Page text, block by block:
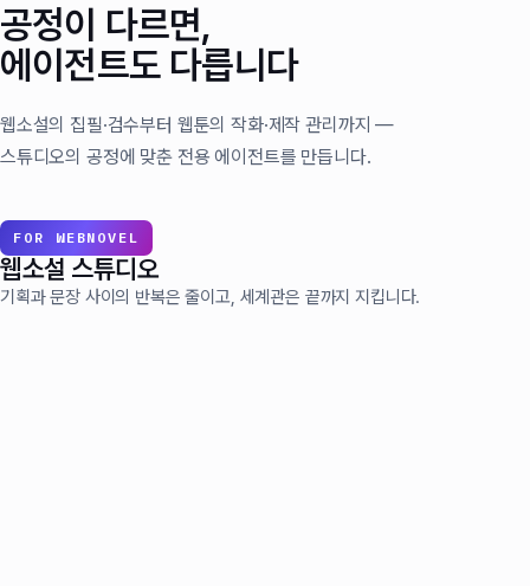
공정이 다르면,
에이전트도 다릅니다
웹소설의 집필·검수부터 웹툰의 작화·제작 관리까지 —
스튜디오의 공정에 맞춘 전용 에이전트를 만듭니다.
FOR WEBNOVEL
웹소설 스튜디오
기획과 문장 사이의 반복은 줄이고, 세계관은 끝까지 지킵니다.